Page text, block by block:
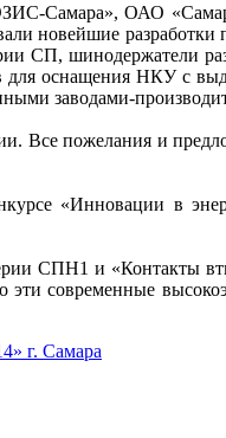
Самара», ОАО
новейшие разработки
СП, шинодержатели
для оснащения НКУ с
заводами-
Все пожелания и
«Инновации в
СПН1 и «Контакты
эти современные